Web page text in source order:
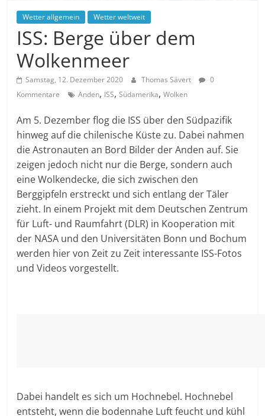
Wetter allgemein Wetter weltweit
ISS: Berge über dem
Wolkenmeer
Samstag, 12. Dezember 2020 Thomas Sävert
0
Kommentare
Anden, ISS,Südamerika,Wolken
Am 5. Dezember flog die ISS über den Südpazifik
hinweg auf die chilenische Küste zu. Dabei nahmen
die Astronauten an Bord Bilder der Anden auf. Sie
zeigen jedoch nicht nur die Berge, sondern auch
eine Wolkendecke, die sich zwischen den
Berggipfeln erstreckt und sich entlang der Täler
zieht. In einem Projekt mit dem Deutschen Zentrum
für Luft- und Raumfahrt (DLR) in Kooperation mit
der NASA und den Universitäten Bonn und Bochum
werden hier von Zeit zu Zeit interessante ISS-Fotos
und Videos vorgestellt.
Dabei handelt es sich um Hochnebel. Hochnebel
entsteht, wenn die bodennahe Luft feucht und kühl